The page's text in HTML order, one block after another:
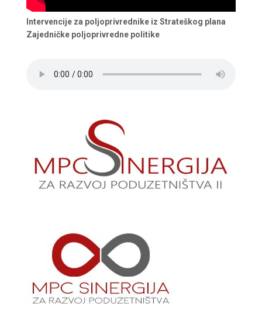
Intervencije za poljoprivrednike iz Strateškog plana
Zajedničke poljoprivredne politike